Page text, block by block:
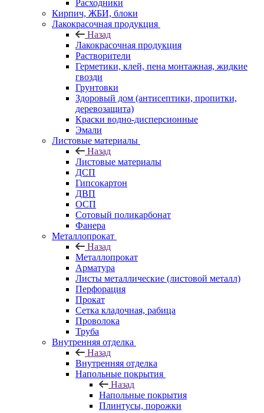
Расходники
Кирпич, ЖБИ, блоки
Лакокрасочная продукция
Назад
Лакокрасочная продукция
Растворители
Герметики, клей, пена монтажная, жидкие
гвозди
Грунтовки
Здоровый дом (антисептики, пропитки,
деревозащита)
Краски водно-дисперсионные
Эмали
Листовые материалы
Назад
Листовые материалы
ДСП
Гипсокартон
ДВП
ОСП
Сотовый поликарбонат
Фанера
Металлопрокат
Назад
Металлопрокат
Арматура
Листы металлические (листовой металл)
Перфорация
Прокат
Сетка кладочная, рабица
Проволока
Труба
Внутренняя отделка
Назад
Внутренняя отделка
Напольные покрытия
Назад
Напольные покрытия
Плинтусы, порожки